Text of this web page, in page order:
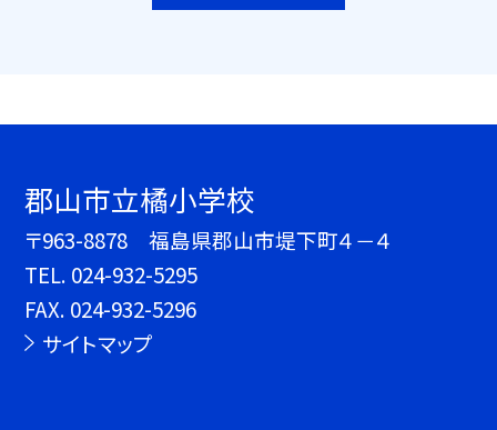
郡山市立橘小学校
〒963-8878 福島県郡山市堤下町４－４
TEL. 024-932-5295
FAX. 024-932-5296
サイトマップ